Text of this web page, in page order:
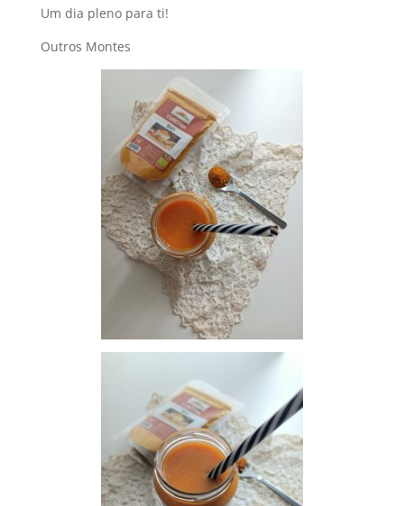
Um dia pleno para ti!
Outros Montes